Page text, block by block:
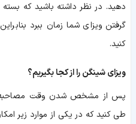
گرفتن ویزای شما زمان ببرد
کنید.
ویزای شینگن را از کجا بگیریم؟
پس از مشخص شدن وقت مصاحبه،
طی کنید که در یکی از موارد زیر